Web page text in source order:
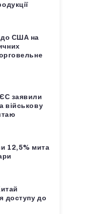
до США на
заявили
військову
12,5% мита
доступу до